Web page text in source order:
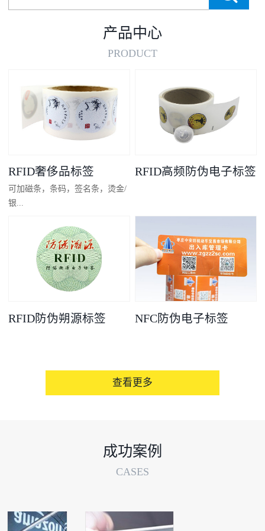
产品中心
PRODUCT
RFID奢侈品标签
可加磁条，条码，签名条，烫金/
银...
凸码，金/银底
RFID高频防伪电子标签
RFID防伪朔源标签 NFC防伪电子标签
查看更多
成功案例
CASES